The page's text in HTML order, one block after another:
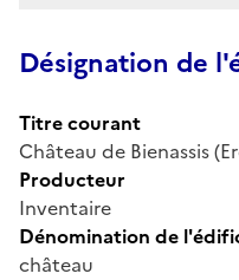
Désignation de
Titre courant
Château de Bienassis
Producteur
Inventaire
Dénomination de
château